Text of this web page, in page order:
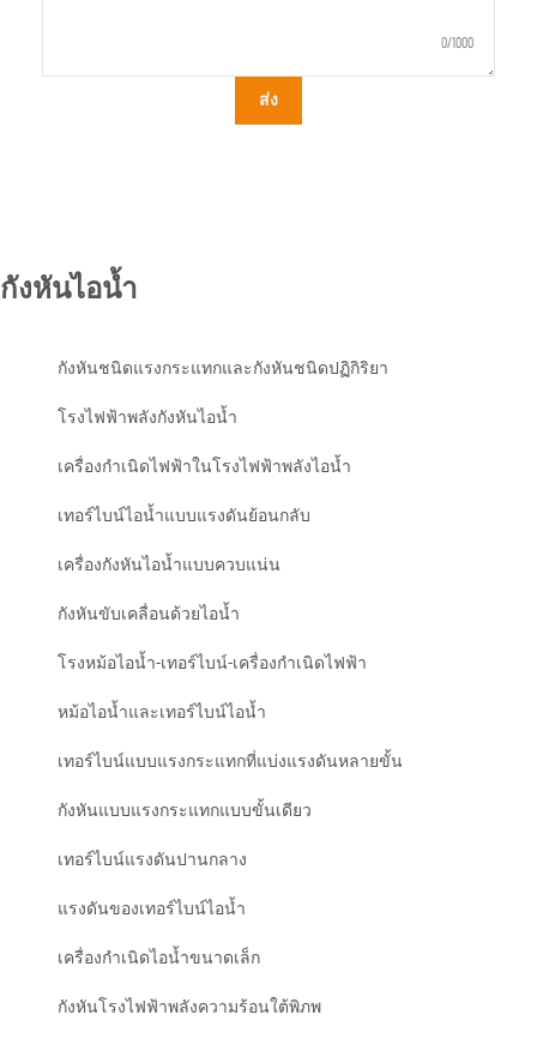
0/1000
ส่ง
กังหันไอน้ำ
กังหันชนิดแรงกระแทกและกังหันชนิดปฏิกิริยา
โรงไฟฟ้าพลังกังหันไอน้ำ
เครื่องกำเนิดไฟฟ้าในโรงไฟฟ้าพลังไอน้ำ
เทอร์ไบน์ไอน้ำแบบแรงดันย้อนกลับ
เครื่องกังหันไอน้ำแบบควบแน่น
กังหันขับเคลื่อนด้วยไอน้ำ
โรงหม้อไอน้ำ-เทอร์ไบน์-เครื่องกำเนิดไฟฟ้า
หม้อไอน้ำและเทอร์ไบน์ไอน้ำ
เทอร์ไบน์แบบแรงกระแทกที่แบ่งแรงดันหลายขั้น
กังหันแบบแรงกระแทกแบบขั้นเดียว
เทอร์ไบน์แรงดันปานกลาง
แรงดันของเทอร์ไบน์ไอน้ำ
เครื่องกำเนิดไอน้ำขนาดเล็ก
กังหันโรงไฟฟ้าพลังความร้อนใต้พิภพ